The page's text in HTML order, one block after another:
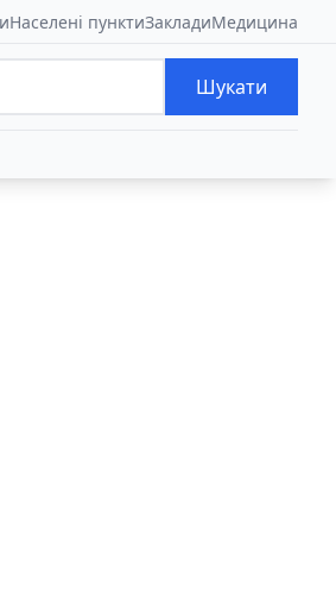
Населені пунктиЗакладиМедицина
Шукати